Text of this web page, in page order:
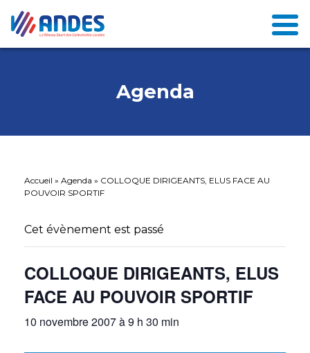
Agenda
Accueil » Agenda » COLLOQUE DIRIGEANTS, ELUS FACE AU
POUVOIR SPORTIF
Cet évènement est passé
COLLOQUE DIRIGEANTS, ELUS
FACE AU POUVOIR SPORTIF
10 novembre 2007 à 9 h 30 min